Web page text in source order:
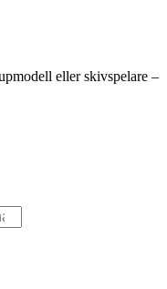
eller skivspelare –